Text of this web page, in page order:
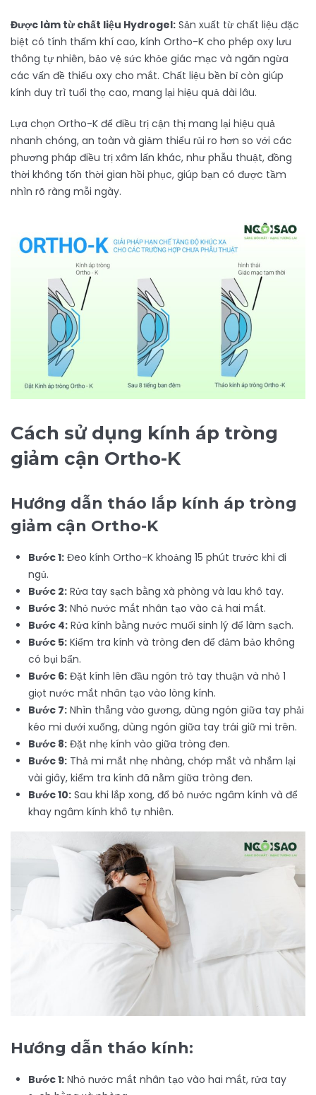
Được làm từ chất liệu Hydrogel: Sản xuất từ chất liệu đặc
biệt có tính thấm khí cao, kính Ortho-K cho phép oxy lưu
thông tự nhiên, bảo vệ sức khỏe giác mạc và ngăn ngừa
các vấn đề thiếu oxy cho mắt. Chất liệu bền bỉ còn giúp
kính duy trì tuổi thọ cao, mang lại hiệu quả dài lâu.
Lựa chọn Ortho-K để điều trị cận thị mang lại hiệu quả
nhanh chóng, an toàn và giảm thiểu rủi ro hơn so với các
phương pháp điều trị xâm lấn khác, như phẫu thuật, đồng
thời không tốn thời gian hồi phục, giúp bạn có được tầm
nhìn rõ ràng mỗi ngày.
Cách sử dụng kính áp tròng
giảm cận Ortho-K
Hướng dẫn tháo lắp kính áp tròng
giảm cận Ortho-K
Bước 1: Đeo kính Ortho-K khoảng 15 phút trước khi đi
ngủ.
Bước 2: Rửa tay sạch bằng xà phòng và lau khô tay.
Bước 3: Nhỏ nước mắt nhân tạo vào cả hai mắt.
Bước 4: Rửa kính bằng nước muối sinh lý để làm sạch.
Bước 5: Kiểm tra kính và tròng đen để đảm bảo không
có bụi bẩn.
Bước 6: Đặt kính lên đầu ngón trỏ tay thuận và nhỏ 1
giọt nước mắt nhân tạo vào lòng kính.
Bước 7: Nhìn thẳng vào gương, dùng ngón giữa tay phải
kéo mi dưới xuống, dùng ngón giữa tay trái giữ mi trên.
Bước 8: Đặt nhẹ kính vào giữa tròng đen.
Bước 9: Thả mi mắt nhẹ nhàng, chớp mắt và nhắm lại
vài giây, kiểm tra kính đã nằm giữa tròng đen.
Bước 10: Sau khi lắp xong, đổ bỏ nước ngâm kính và để
khay ngâm kính khô tự nhiên.
Hướng dẫn tháo kính:
Bước 1: Nhỏ nước mắt nhân tạo vào hai mắt, rửa tay